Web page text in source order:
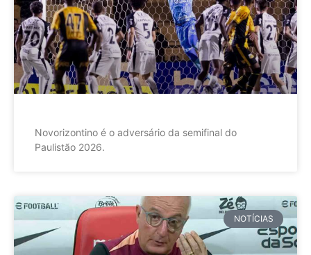
Novorizontino é o adversário da semifinal do
Paulistão 2026.
NOTÍCIAS